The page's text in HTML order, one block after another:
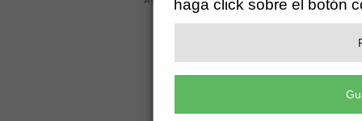
haga click sobre el botón